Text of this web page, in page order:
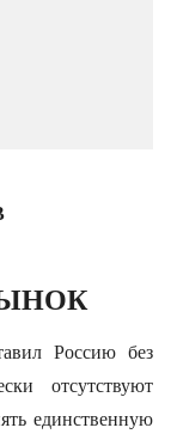
Россию без
отсутствуют
единственную